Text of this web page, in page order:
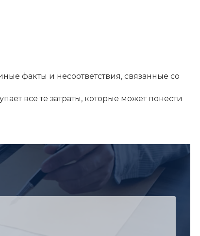
факты и несоответствия, связанные со
все те затраты, которые может понести